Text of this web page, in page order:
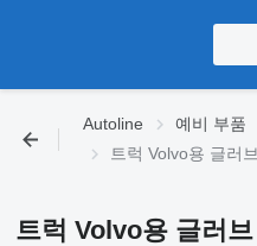
Autoline 예비 부품
트럭 Volvo용 글러
트럭 Volvo용 글러